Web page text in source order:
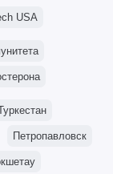
USA
Петропавловск